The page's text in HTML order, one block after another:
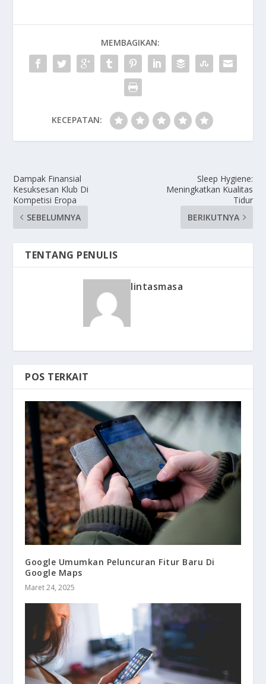
MEMBAGIKAN:
KECEPATAN:
Dampak Finansial
Kesuksesan Klub Di
Kompetisi Eropa
SEBELUMNYA
Sleep Hygiene:
Meningkatkan Kualitas
Tidur
BERIKUTNYA
TENTANG PENULIS
lintasmasa
POS TERKAIT
Google Umumkan Peluncuran Fitur Baru Di
Google Maps
Maret 24, 2025